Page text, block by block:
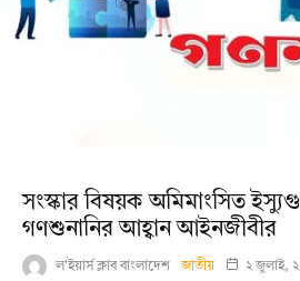
সংস্কার বিষয়ক অমিমাংসিত
গণশুনানির আহ্বান আইনজীবীর
ল'ইয়ার্স ক্লাব বাংলাদেশ জাতীয় ২ জুলাই,